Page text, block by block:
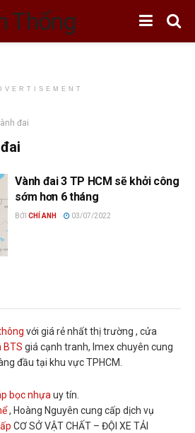
đai
Vành đai 3 TP HCM sẽ khởi công
sớm hơn 6 tháng
BỞI CHÍ ANH 03/07/2022
với giá rẻ nhất thị trường , cửa
BTS giá cạnh tranh, Imex chuyên cung
đầu tại khu vực TPHCM.
bọc nhựa uy tín.
, Hoàng Nguyên cung cấp dịch vụ
CƠ SỞ VẬT CHẤT – ĐỘI XE TẢI